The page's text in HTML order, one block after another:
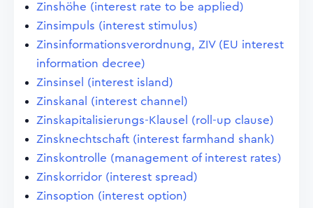
Zinshöhe (interest rate to be applied)
Zinsimpuls (interest stimulus)
Zinsinformationsverordnung, ZIV (EU interest
information decree)
Zinsinsel (interest island)
Zinskanal (interest channel)
Zinskapitalisierungs-Klausel (roll-up clause)
Zinsknechtschaft (interest farmhand shank)
Zinskontrolle (management of interest rates)
Zinskorridor (interest spread)
Zinsoption (interest option)